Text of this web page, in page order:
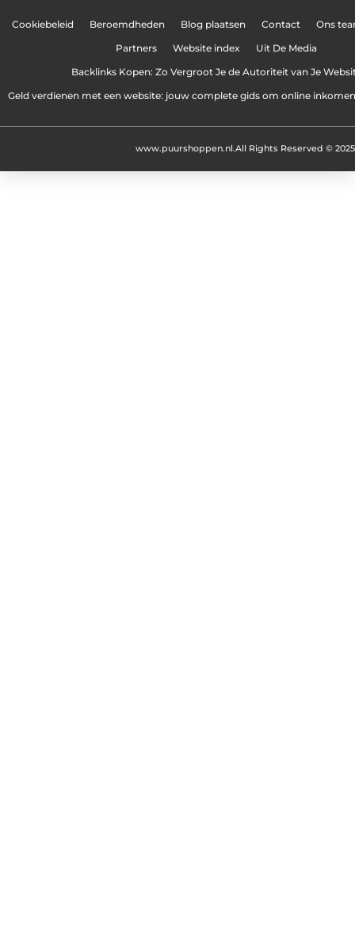
Cookiebeleid Beroemdheden Blog plaatsen Contact Ons
Partners Website index Uit De Media
Backlinks Kopen: Zo Vergroot Je de Autoriteit van Je
Geld verdienen met een website: jouw complete gids om online
All Rights Reserved © 2025
www.puurshoppen.nl.